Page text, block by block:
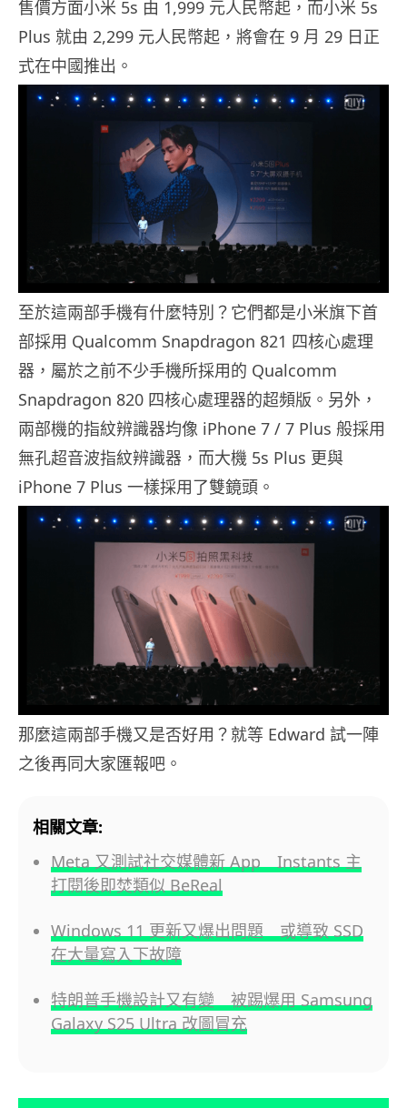
售價方面小米 5s 由 1,999 元人民幣起，而小米 5s
Plus 就由 2,299 元人民幣起，將會在 9 月 29 日正
式在中國推出。
至於這兩部手機有什麼特別？它們都是小米旗下首
部採用 Qualcomm Snapdragon 821 四核心處理
器，屬於之前不少手機所採用的 Qualcomm
Snapdragon 820 四核心處理器的超頻版。另外，
兩部機的指紋辨識器均像 iPhone 7 / 7 Plus 般採用
無孔超音波指紋辨識器，而大機 5s Plus 更與
iPhone 7 Plus 一樣採用了雙鏡頭。
那麼這兩部手機又是否好用？就等 Edward 試一陣
之後再同大家匯報吧。
相關文章:
Meta 又測試社交媒體新 App Instants 主
打閱後即焚類似 BeReal
Windows 11 更新又爆出問題 或導致 SSD
在大量寫入下故障
特朗普手機設計又有變 被踢爆用 Samsung
Galaxy S25 Ultra 改圖冒充